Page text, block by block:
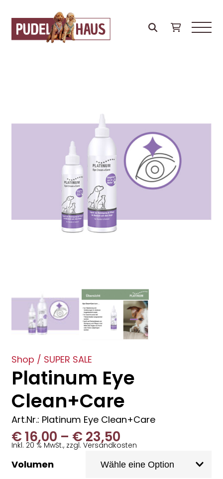
Shop / SUPER SALE
Platinum Eye
Clean+Care
Art.Nr.: Platinum Eye Clean+Care
€16,00 – € 23,50
€ 16,00
Inkl. 20 % MwSt., zzgl. Versandkosten
Volumen